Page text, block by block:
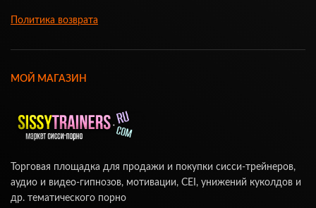
Политика возврата
МОЙ МАГАЗИН
Торговая площадка для продажи и покупки сисси-трейнеров,
аудио и видео-гипнозов, мотивации, CEI, унижений куколдов и
др. тематического порно